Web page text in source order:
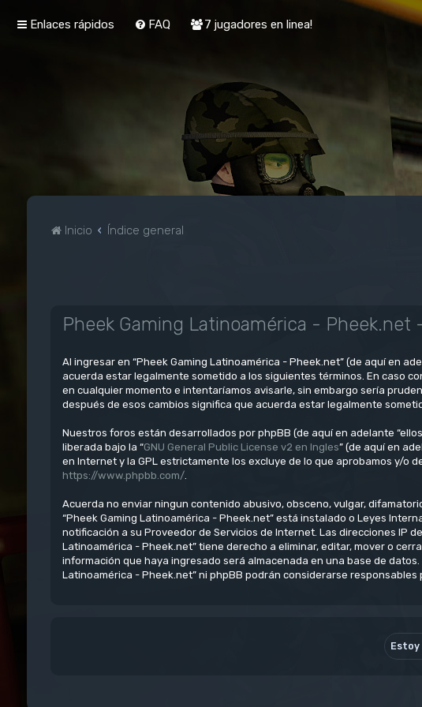
Enlaces rápidos FAQ 7 jugadores en linea!
Inicio Índice general
Pheek Gaming Latinoamérica - Pheek.net
Al ingresar en “Pheek Gaming Latinoamérica - Pheek.net” (de aquí en
acuerda estar legalmente sometido a los siguientes términos. En caso
en cualquier momento e intentaríamos avisarle, sin embargo sería
después de esos cambios significa que acuerda estar legalmente
Nuestros foros están desarrollados por phpBB (de aquí en adelante
liberada bajo la “GNU General Public License v2 en Ingles” (de aquí en
en Internet y la GPL estrictamente los excluye de lo que aprobamos y/o
https://www.phpbb.com/.
Acuerda no enviar ningun contenido abusivo, obsceno, vulgar,
“Pheek Gaming Latinoamérica - Pheek.net” está instalado o Leyes
notificación a su Proveedor de Servicios de Internet. Las direcciones IP
Latinoamérica - Pheek.net” tiene derecho a eliminar, editar, mover o
información que haya ingresado será almacenada en una base de
Latinoamérica - Pheek.net” ni phpBB podrán considerarse